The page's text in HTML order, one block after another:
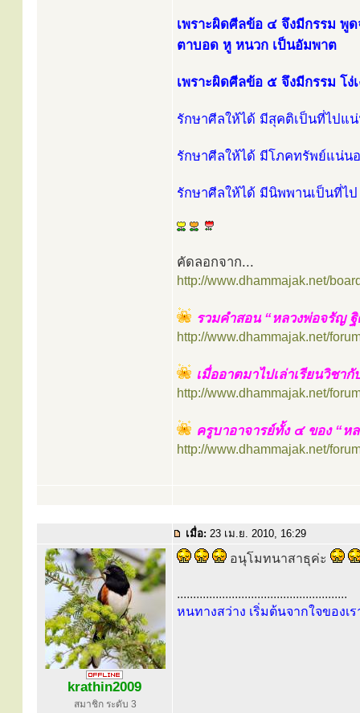
เพราะผิดศีลข้อ ๔ จึงมีกรรม พู
ตาบอด หู หนวก เป็นอัมพาต
เพราะผิดศีลข้อ ๕ จึงมีกรรม โง่
รักษาศีลให้ได้ มีสุคติเป็นที่ไปแ
รักษาศีลให้ได้ มีโภคทรัพย์แน่น
รักษาศีลให้ได้ มีนิพพานเป็นที่ไ
คัดลอกจาก...
http://www.dhammajak.net/
รวมคำสอน “หลวงพ่อจรัญ
http://www.dhammajak.net/
เมื่ออาตมาไปเล่าเรียนวิชา
http://www.dhammajak.net/
ครูบาอาจารย์ทั้ง ๔ ของ “ห
http://www.dhammajak.net/
เมื่อ: 23 เม.ย. 2010, 16:29
krathin2009
สมาชิก ระดับ 3
อนุโมทนาสาธุค่ะ
.....................................................
หนทางสว่าง เริ่มต้นจากใจของเร